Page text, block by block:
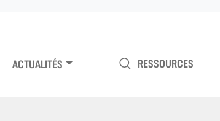
ACTUALITÉS RESSOURCES